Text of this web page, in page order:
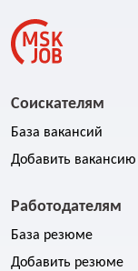
Соискателям
База вакансий
Добавить вакансию
Работодателям
База резюме
Добавить резюме